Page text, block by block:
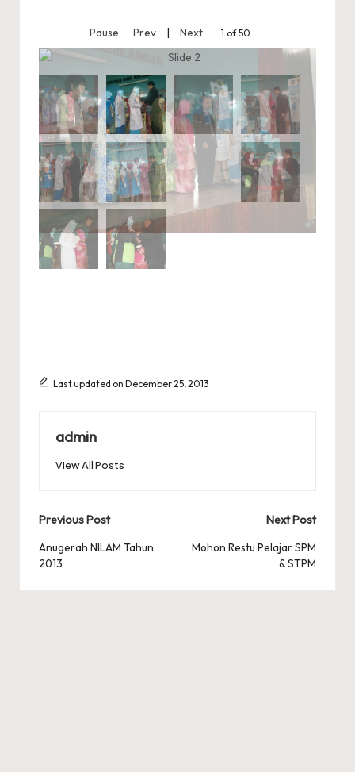
A
Pause Prev | Next 2 of 50
Last updated on December 25, 2013
admin
View All Posts
Post
navigation
Previous Post
Anugerah NILAM Tahun
2013
Next Post
Mohon Restu Pelajar SPM
& STPM